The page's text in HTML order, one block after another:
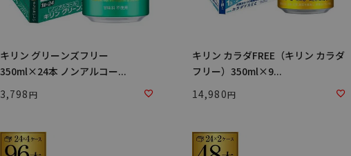
キリン グリーンズフリー
350ml×24本 ノンアルコー...
3,798
キリン カラダFREE（キリン カラダ
フリー）350ml×9...
14,980